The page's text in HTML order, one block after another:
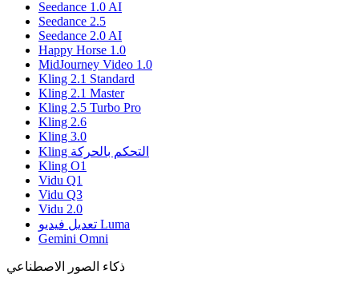
Seedance 1.0 AI
Seedance 2.5
Seedance 2.0 AI
Happy Horse 1.0
MidJourney Video 1.0
Kling 2.1 Standard
Kling 2.1 Master
Kling 2.5 Turbo Pro
Kling 2.6
Kling 3.0
Kling التحكم بالحركة
Kling O1
Vidu Q1
Vidu Q3
Vidu 2.0
تعديل فيديو Luma
Gemini Omni
ذكاء الصور الاصطناعي